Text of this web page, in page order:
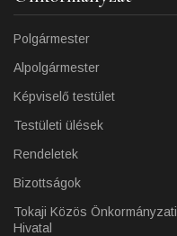
Polgármester
Alpolgármester
Képviselő testület
Testületi ülések
Rendeletek
Bizottságok
Tokaji Közös Önkormányzati
Hivatal